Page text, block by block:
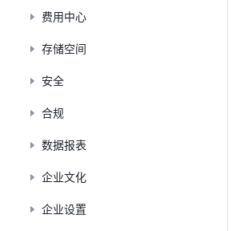
费用中心
存储空间
安全
合规
数据报表
企业文化
企业设置